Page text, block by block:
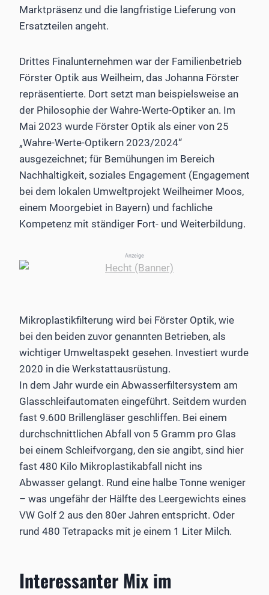
Marktpräsenz und die langfristige Lieferung von
Ersatzteilen angeht.
Drittes Finalunternehmen war der Familienbetrieb
Förster Optik aus Weilheim, das Johanna Förster
repräsentierte. Dort setzt man beispielsweise an
der Philosophie der Wahre-­Werte-Optiker an. Im
Mai 2023 wurde Förster Optik als einer von 25
„Wahre-Werte-Optikern 2023/2024“
ausgezeichnet; für Bemühungen im Bereich
Nachhaltigkeit, soziales Engagement (Engagement
bei dem lokalen Umweltprojekt Weilheimer Moos,
einem Moorgebiet in Bayern) und fachliche
Kompetenz mit ständiger Fort- und Weiterbildung.
Anzeige
Mikroplastikfilterung wird bei Förster Optik, wie
bei den beiden zuvor genannten Betrieben, als
wichtiger Umweltaspekt gesehen. Investiert wurde
2020 in die Werkstattausrüstung.
In dem Jahr wurde ein Abwasserfiltersystem am
Glasschleif­automaten eingeführt. Seitdem wurden
fast 9.600 Brillengläser geschliffen. Bei einem
durchschnittlichen Abfall von 5 Gramm pro Glas
bei einem Schleifvorgang, den sie angibt, sind hier
fast 480 Kilo Mikroplastikabfall nicht ins
Abwasser gelangt. Rund eine halbe Tonne weniger
– was ungefähr der Hälfte des Leergewichts eines
VW Golf 2 aus den 80er Jahren entspricht. Oder
rund 480 Tetrapacks mit je einem 1 Liter Milch.
Interessanter Mix im